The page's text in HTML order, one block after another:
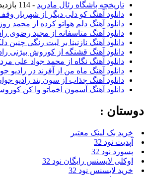
تاریخچه باشگاه رئال مادرید - 114 بازدید
دانلود آهنگ کو دلی دیگر از شهریار
دانلود آهنگ دلم هواتو کرده از محمد
دانلود آهنگ متاسفانه از مجید رضوی
دانلود آهنگ نازنینا بر لبت رنگی چنین
دانلود آهنگ قشنگه از کوروش بیژنی
دانلود آهنگ نگاه از محمد جواد علی
دانلود آهنگ ماه من از آفرند در رادیو
دانلود آهنگ جذاب از سون بند رادیو
دانلود آهنگ آسمون اخماتو وا کن
دوستان :
خرید بک لینک معتبر
آپدیت نود 32
پسورد نود 32
اوکلی لایسنس رایگان نود 32
خرید لایسنس نود 32